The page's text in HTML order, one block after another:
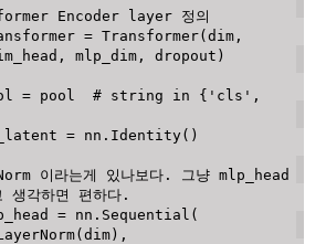
Encoder layer 정의
= Transformer( dim ,
, mlp_dim , dropout )
= pool # string in {'cls',
= nn . Identity( )
이라는게 있나보다. 그냥 mlp_head
각하면 편하다.
= nn . Sequential (
( dim ) ,